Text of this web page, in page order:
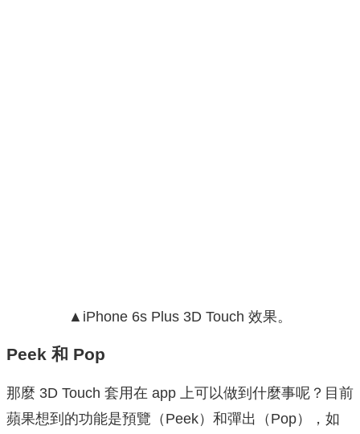
▲iPhone 6s Plus 3D Touch 效果。
Peek 和 Pop
那麼 3D Touch 套用在 app 上可以做到什麼事呢？目前
蘋果想到的功能是預覽（Peek）和彈出（Pop），如